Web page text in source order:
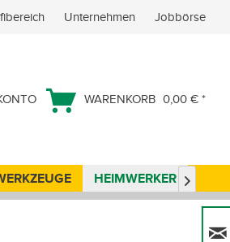
Unternehmen Jobbörse
WARENKORB 0,00 € *
HEIMWERKER 